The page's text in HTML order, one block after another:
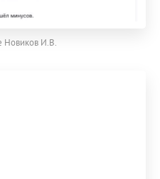
Новиков И.В.